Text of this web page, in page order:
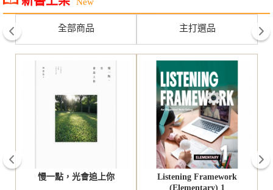
全部商品 主打選品
prev
慢一點，光會追上你
Listening Framework
(Elementary) 1